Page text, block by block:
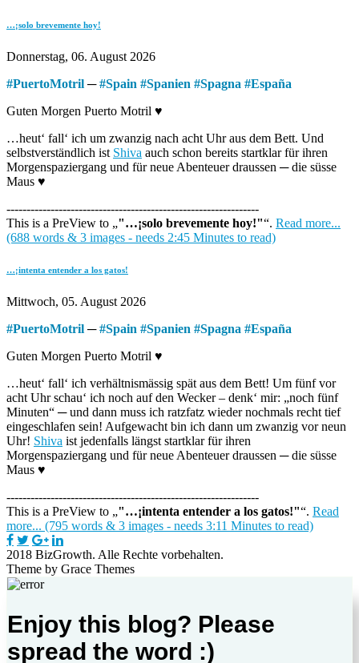
…¡solo brevemente hoy!
Donnerstag, 06. August 2026
#PuertoMotril ─#Spain #Spanien #Spagna #España
Guten Morgen Puerto Motril ♥
…heut‘ fall‘ ich um zwanzig nach acht Uhr aus dem Bett. Und
selbstverständlich ist Shiva auch schon bereits startklar für ihren
Morgenspaziergang und für neue Abenteuer draussen ─ die süsse
Maus ♥
---------------------------------------------------------------
This is a PreView to
"…¡solo brevemente hoy!" . Read more...
(688 words & 3 images - needs 2:45 Minutes to read)
…¡intenta entender a los gatos!
Mittwoch, 05. August 2026
#PuertoMotril ─#Spain #Spanien #Spagna #España
Guten Morgen Puerto Motril ♥
…heut‘ fall‘ ich verhältnismässig spät aus dem Bett! Um fünf vor
acht Uhr schau‘ ich noch auf den Wecker – denk‘ mir: „noch fünf
Minuten“ ─ und dann muss ich ratzfatz wieder nochmals recht tief
eingeschlafen sein! Aufgewacht bin ich dann um zwanzig vor neun
Uhr! Shiva ist jedenfalls längst startklar für ihren
Morgenspaziergang und für neue Abenteuer draussen ─ die süsse
Maus ♥
---------------------------------------------------------------
This is a PreView to
"…¡intenta entender a los gatos!" . Read
more... (795 words & 3 images - needs 3:11 Minutes to read)
2018 BizGrowth. Alle Rechte vorbehalten.
Theme by Grace Themes
Enjoy this blog? Please
spread the word :)